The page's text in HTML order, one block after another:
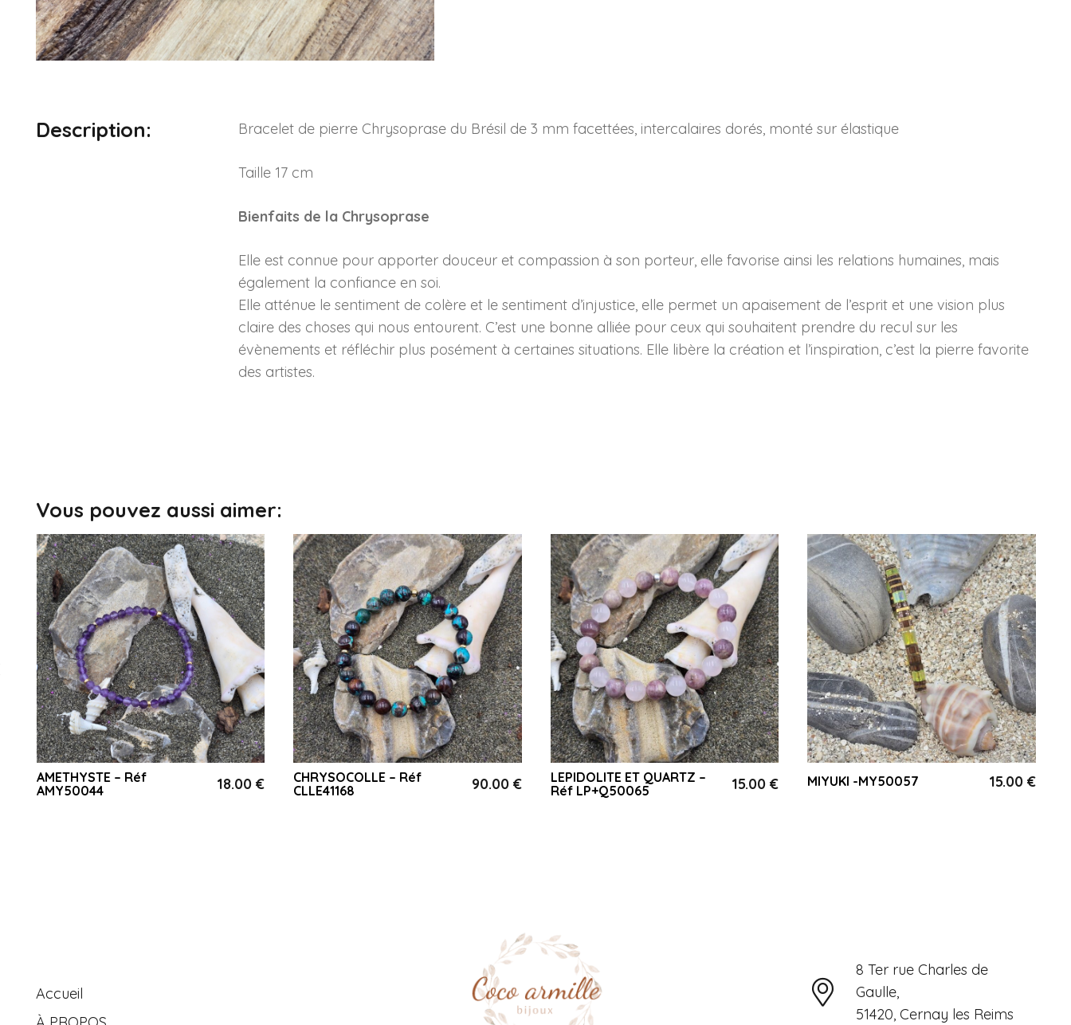
Description: Bracelet de pierre Chrysoprase du Brésil de 3 mm facettées, intercalaires dorés, monté sur élastique
Taille 17 cm
Bienfaits de la Chrysoprase
Elle est connue pour apporter douceur et compassion à son porteur, elle favorise ainsi les relations humaines, mais
également la confiance en soi.
Elle atténue le sentiment de colère et le sentiment d’injustice, elle permet un apaisement de l’esprit et une vision plus
claire des choses qui nous entourent. C’est une bonne alliée pour ceux qui souhaitent prendre du recul sur les
évènements et réfléchir plus posément à certaines situations. Elle libère la création et l’inspiration, c’est la pierre favorite
des artistes.
Vous pouvez aussi aimer:
AMETHYSTE – Réf
AMY50044
18.00 €
CHRYSOCOLLE – Réf
CLLE41168
90.00 €
LEPIDOLITE ET QUARTZ –
Réf LP+Q50065
15.00 € MIYUKI -MY50057 15.00 €
Accueil
8 Ter rue Charles de
Gaulle,
51420, Cernay les Reims